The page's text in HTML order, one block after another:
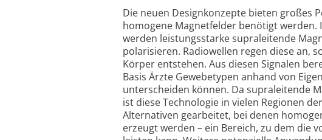
Die neuen Designkonzepte bieten großes
homogene Magnetfelder benötigt
werden leistungsstarke supraleitende
polarisieren. Radiowellen regen diese an,
Körper entstehen. Aus diesen Signalen
Basis Ärzte Gewebetypen anhand von
unterscheiden können. Da supraleitende
ist diese Technologie in vielen Regionen
Alternativen gearbeitet, bei denen
erzeugt werden – ein Bereich, zu dem die